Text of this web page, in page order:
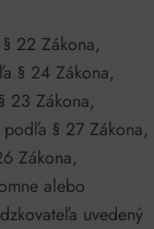
22 Zákona,
§ 24 Zákona,
23 Zákona,
§ 27 Zákona,
Zákona,
alebo
uvedený